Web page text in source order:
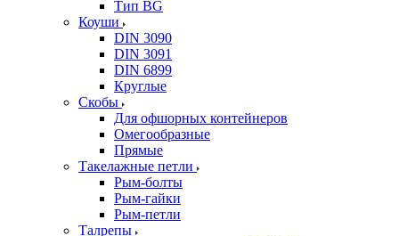
Тип BG
Коуши
DIN 3090
DIN 3091
DIN 6899
Круглые
Скобы
Для офшорных контейнеров
Омегообразные
Прямые
Такелажные петли
Рым-болты
Рым-гайки
Рым-петли
Талрепы